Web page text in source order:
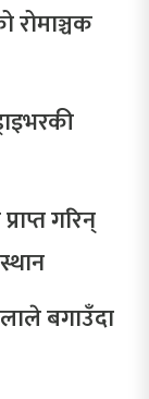
रोमाञ्चक
गरिन्
बगाउँदा